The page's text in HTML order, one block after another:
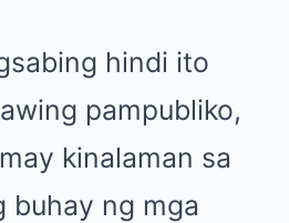
hindi ito
pampubliko,
kinalaman sa
buhay ng mga